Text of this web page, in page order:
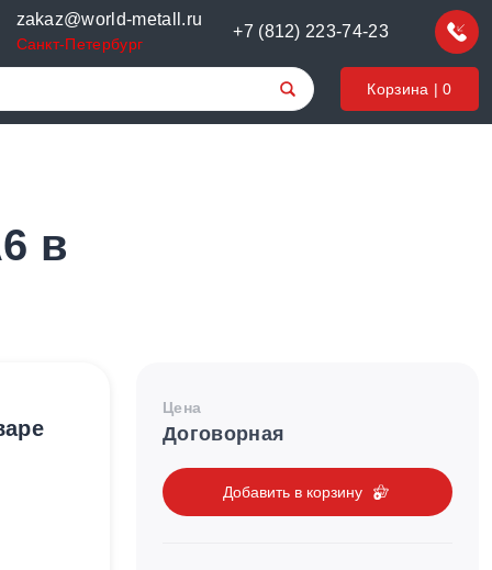
zakaz@world-metall.ru
Санкт-Петербург
+7 (812) 223-74-23
Корзина |0
в
Цена
Договорная
Добавить в корзину